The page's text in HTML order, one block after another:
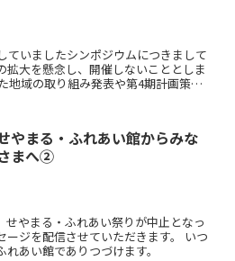
ていましたシンポジウムにつきまして
拡大を懸念し、開催しないこととしま
地域の取り組み発表や第4期計画策定
やまる・ふれあい館からみな
まへ②
せやまる・ふれあい祭りが中止となっ
ージを配信させていただきます。 いつ
あい館でありつづけます。